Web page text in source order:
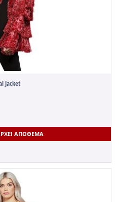
Jacket
ΑΠΌΘΕΜΑ